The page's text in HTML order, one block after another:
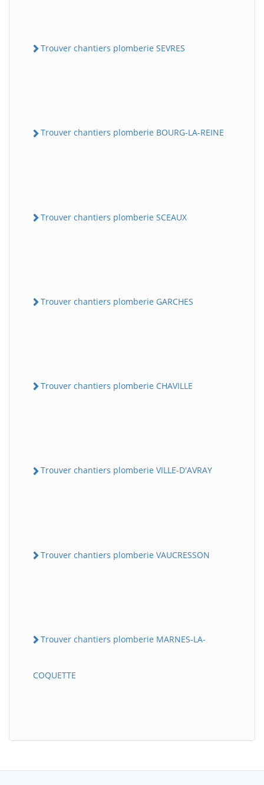
Trouver chantiers plomberie SEVRES
Trouver chantiers plomberie BOURG-LA-REINE
Trouver chantiers plomberie SCEAUX
Trouver chantiers plomberie GARCHES
Trouver chantiers plomberie CHAVILLE
Trouver chantiers plomberie VILLE-D'AVRAY
Trouver chantiers plomberie VAUCRESSON
Trouver chantiers plomberie MARNES-LA-
COQUETTE